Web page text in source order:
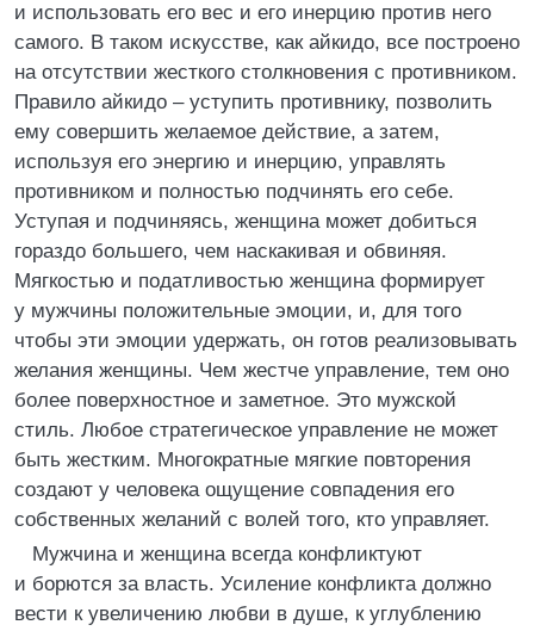
и использовать его вес и его инерцию против него
самого. В таком искусстве, как айкидо, все построено
на отсутствии жесткого столкновения с противником.
Правило айкидо – уступить противнику, позволить
ему совершить желаемое действие, а затем,
используя его энергию и инерцию, управлять
противником и полностью подчинять его себе.
Уступая и подчиняясь, женщина может добиться
гораздо большего, чем наскакивая и обвиняя.
Мягкостью и податливостью женщина формирует
у мужчины положительные эмоции, и, для того
чтобы эти эмоции удержать, он готов реализовывать
желания женщины. Чем жестче управление, тем оно
более поверхностное и заметное. Это мужской
стиль. Любое стратегическое управление не может
быть жестким. Многократные мягкие повторения
создают у человека ощущение совпадения его
собственных желаний с волей того, кто управляет.
Мужчина и женщина всегда конфликтуют
и борются за власть. Усиление конфликта должно
вести к увеличению любви в душе, к углублению